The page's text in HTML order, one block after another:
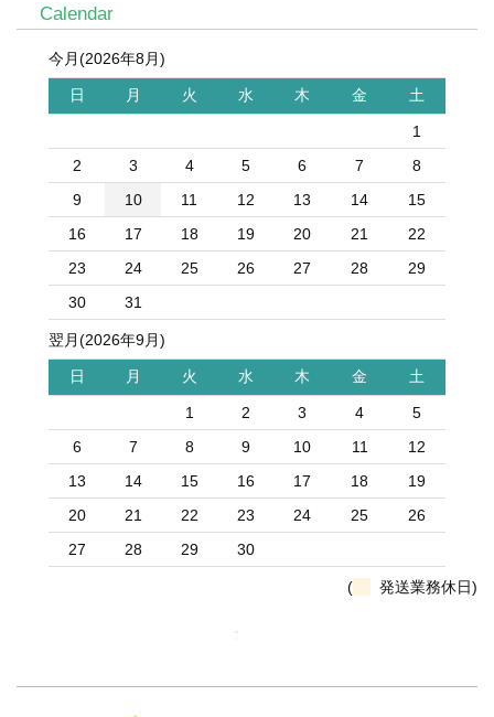
Calendar
今月(2026年8月)
日 月 火 水 木 金 土
1
2
3 4 5 6 7
8
9
10 11 12 13 14
15
16
17 18 19 20 21
22
23
24 25 26 27 28
29
30
31
翌月(2026年9月)
日 月 火 水 木 金 土
1 2 3 4
5
6
7 8 9 10 11
12
13
14 15 16 17 18
19
20
21 22 23 24 25
26
27
28 29 30
( 発送業務休日)